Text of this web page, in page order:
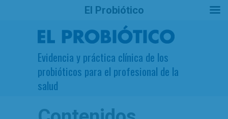
Evidencia y práctica clínica de los
probióticos para el profesional de la
salud
El Probiótico